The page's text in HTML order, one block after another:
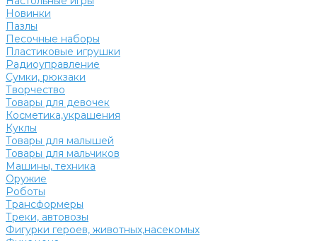
Новинки
Пазлы
Песочные наборы
Пластиковые игрушки
Радиоуправление
Сумки, рюкзаки
Творчество
Товары для девочек
Косметика,украшения
Куклы
Товары для малышей
Товары для мальчиков
Машины, техника
Оружие
Роботы
Трансформеры
Треки, автовозы
Фигурки героев, животных,насекомых